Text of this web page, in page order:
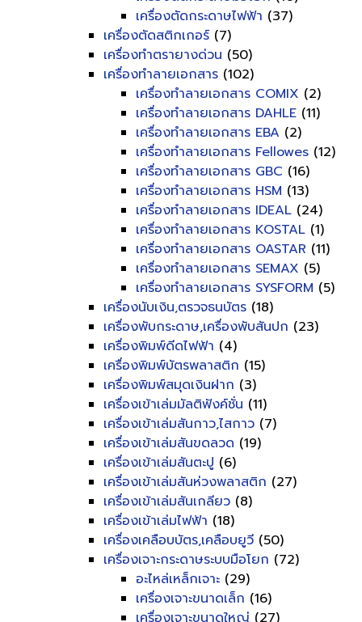
เครื่องตัดกระดาษไฟฟ้า (37)
เครื่องตัดสติกเกอร์ (7)
เครื่องทำตรายางด่วน (50)
เครื่องทำลายเอกสาร (102)
เครื่องทำลายเอกสาร COMIX (2)
เครื่องทำลายเอกสาร DAHLE (11)
เครื่องทำลายเอกสาร EBA (2)
เครื่องทำลายเอกสาร Fellowes (12)
เครื่องทำลายเอกสาร GBC (16)
เครื่องทำลายเอกสาร HSM (13)
เครื่องทำลายเอกสาร IDEAL (24)
เครื่องทำลายเอกสาร KOSTAL (1)
เครื่องทำลายเอกสาร OASTAR (11)
เครื่องทำลายเอกสาร SEMAX (5)
เครื่องทำลายเอกสาร SYSFORM (5)
เครื่องนับเงิน,ตรวจธนบัตร (18)
เครื่องพับกระดาษ,เครื่องพับสันปก (23)
เครื่องพิมพ์ดีดไฟฟ้า (4)
เครื่องพิมพ์บัตรพลาสติก (15)
เครื่องพิมพ์สมุดเงินฝาก (3)
เครื่องเข้าเล่มมัลติฟังค์ชั่น (11)
เครื่องเข้าเล่มสันกาว,ไสกาว (7)
เครื่องเข้าเล่มสันขดลวด (19)
เครื่องเข้าเล่มสันตะปู (6)
เครื่องเข้าเล่มสันห่วงพลาสติก (27)
เครื่องเข้าเล่มสันเกลียว (8)
เครื่องเข้าเล่มไฟฟ้า (18)
เครื่องเคลือบบัตร,เคลือบยูวี (50)
เครื่องเจาะกระดาษระบบมือโยก (72)
อะไหล่เหล็กเจาะ (29)
เครื่องเจาะขนาดเล็ก (16)
เครื่องเจาะขนาดใหญ่ (27)